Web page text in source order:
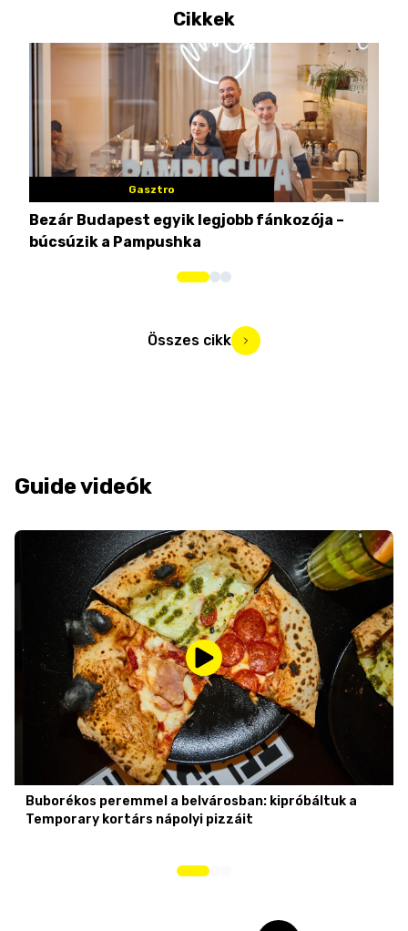
Cikkek
Gasztro
Bezár Budapest egyik legjobb fánkozója –
búcsúzik a Pampushka
Összes cikk
Guide videók
Buborékos peremmel a belvárosban: kipróbáltuk a
Temporary kortárs nápolyi pizzáit